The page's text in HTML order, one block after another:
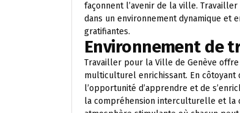
façonnent l’avenir de la ville.
dans un environnement dynamique et
gratifiantes.
Environnement de
Travailler pour la Ville de Genève offre
multiculturel enrichissant. En côtoyant
l’opportunité d’apprendre et de
la compréhension interculturelle et la